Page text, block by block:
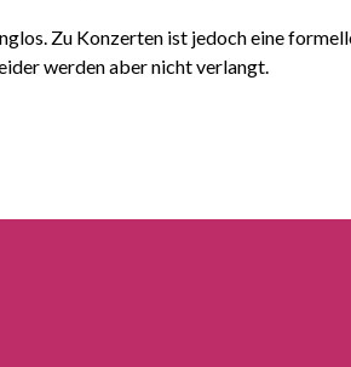
Zu Konzerten ist jedoch eine
werden aber nicht verlangt.